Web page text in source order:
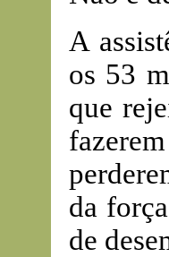
A
os 53
que
da
de